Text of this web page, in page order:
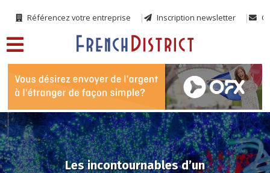
Référencez votre entreprise Inscription newsletter
Les incontournables d’un